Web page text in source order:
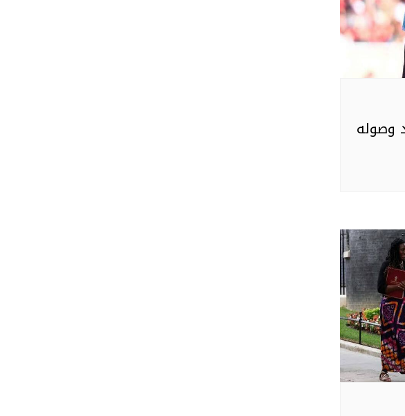
وصوله